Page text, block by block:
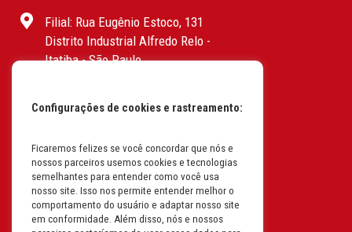
Filial: Rua Eugênio Estoco, 131
Distrito Industrial Alfredo Relo -
Itatiba - São Paulo
I.E: 382.096.357.1147
Filial: Av. Odila Chaves Rodrigues,
1277
Parque industrial RM - Condomínio
Therapark - Jundiaí - São Paulo
CEP: 13.213-087 | CNPJ:
Configurações de cookies e rastreamento:
Ficaremos felizes se você concordar que nós e
nossos parceiros usemos cookies e tecnologias
semelhantes para entender como você usa
nosso site. Isso nos permite entender melhor o
comportamento do usuário e adaptar nosso site
em conformidade. Além disso, nós e nossos